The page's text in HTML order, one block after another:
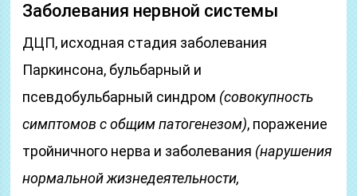
Заболевания нервной системы
ДЦП, исходная стадия заболевания
Паркинсона, бульбарный и
псевдобульбарный синдром (совокупность
симптомов с общим патогенезом), поражение
тройничного нерва и заболевания (нарушения
нормальной жизнедеятельности,